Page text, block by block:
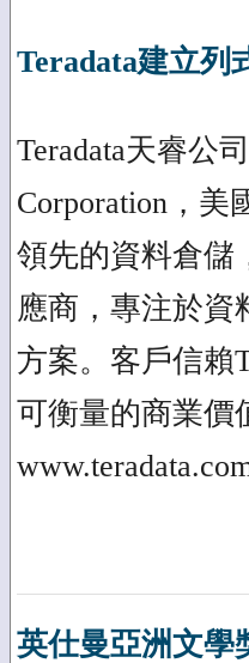
Teradata建立列
Teradata天睿公
Corporation，
領先的資料倉儲
應商，專注於資
方案。客戶信賴
可衡量的商業價
www.teradata.com
英仕曼亞洲文學